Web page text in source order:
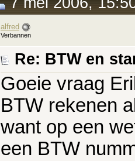
alfred
Verbannen
Re: BTW en
Goeie vraag
BTW rekenen
want op een
een BTW